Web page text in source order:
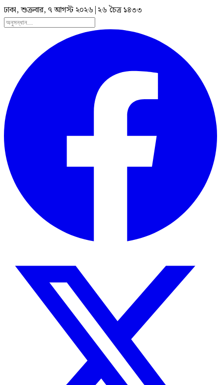
ঢাকা, শুক্রবার, ৭ আগস্ট ২০২৬ | ২৬ চৈত্র ১৪৩৩